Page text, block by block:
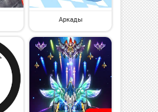
Аркады